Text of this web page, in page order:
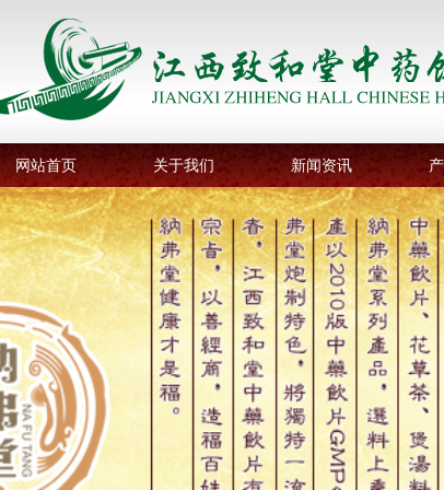
网站首页 关于我们 新闻资讯